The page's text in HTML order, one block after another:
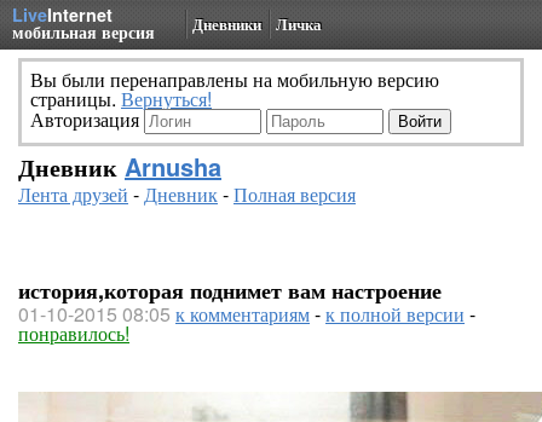
LiveInternet
мобильная версия Дневники Личка
Вы были перенаправлены на мобильную версию
страницы. Вернуться!
Авторизация
Дневник Arnusha
Лента друзей -Дневник-Полная версия
история,которая поднимет вам настроение
01-10-2015 08:05 к комментариям-к полной версии -
понравилось!